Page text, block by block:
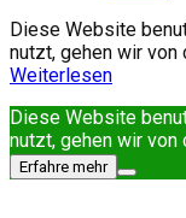
Diese Website
nutzt, gehen wir von
Weiterlesen
Diese Website
nutzt, gehen wir von
Erfahre mehr